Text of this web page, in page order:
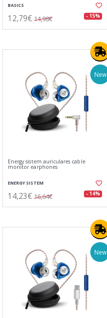
BASICS
12,79€ 14,98€ - 15%
New
Energy sistem auriculares cable
monitor earphones
ENERGY SISTEM
14,23€ 16,64€ - 14%
New